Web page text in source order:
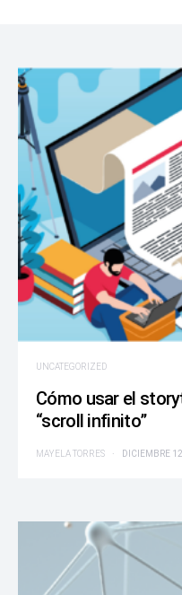
UNCATEGORIZED
Cómo usar el
“scroll infinito”
MAYELA TORRES DICIEMBRE